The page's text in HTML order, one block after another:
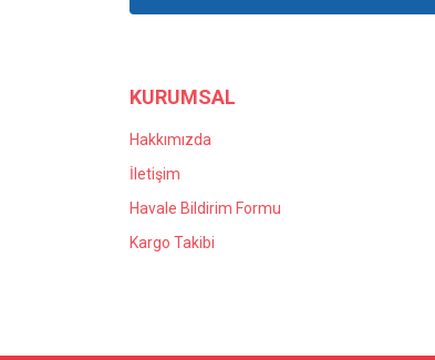
KURUMSAL
Hakkımızda
İletişim
Havale Bildirim Formu
Kargo Takibi